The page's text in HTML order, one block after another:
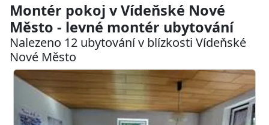
Montér pokoj v Vídeňské Nové
Město - levné montér ubytování
Nalezeno 12 ubytování v blízkosti Vídeňské
Nové Město